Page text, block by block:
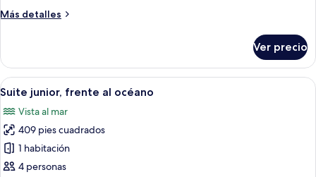
Más detalles
Más
junior
Ver precio
Abrir
todas
las
fotos
de
Suite
Habitación de hotel con una cama
5
Suite junior, frente al océano
Vista al mar
409 pies cuadrados
1 habitación
4 personas